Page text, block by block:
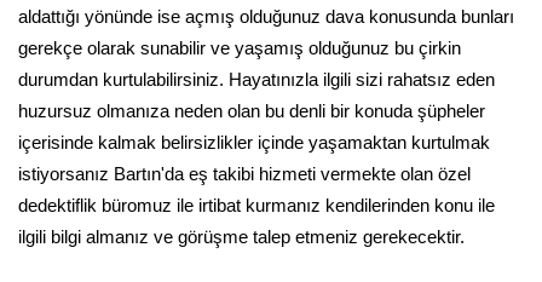
aldattığı yönünde ise açmış olduğunuz dava konusunda bunları
gerekçe olarak sunabilir ve yaşamış olduğunuz bu çirkin
durumdan kurtulabilirsiniz. Hayatınızla ilgili sizi rahatsız eden
huzursuz olmanıza neden olan bu denli bir konuda şüpheler
içerisinde kalmak belirsizlikler içinde yaşamaktan kurtulmak
istiyorsanız Bartın'da eş takibi hizmeti vermekte olan özel
dedektiflik büromuz ile irtibat kurmanız kendilerinden konu ile
ilgili bilgi almanız ve görüşme talep etmeniz gerekecektir.